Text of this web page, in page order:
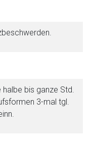
halbe bis ganze Std.
3-mal tgl.
dort ggf. andere